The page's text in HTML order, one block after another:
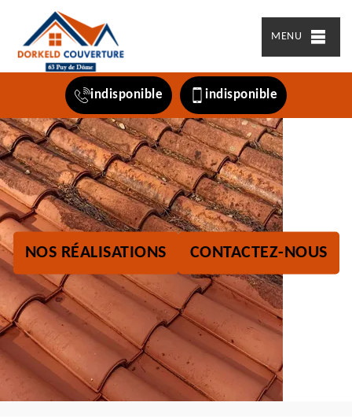
MENU
indisponible indisponible
NOS RÉALISATIONS CONTACTEZ-NOUS